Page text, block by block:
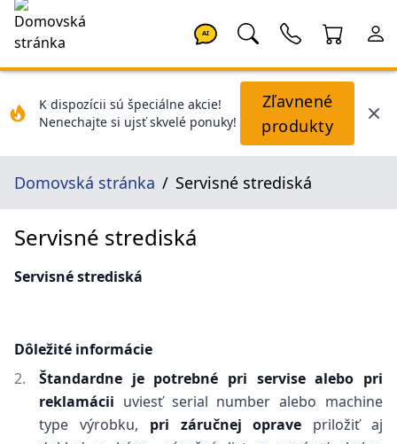
AI
K dispozícii sú špeciálne akcie!
Nenechajte si ujsť skvelé ponuky!
Zľavnené
produkty
Domovská stránka Servisné strediská
Servisné strediská
Servisnéstrediská
Dôležité informácie
Štandardne je potrebné pri servise alebo pri
reklamácii uviesť serial number alebo machine
type výrobku, pri záručnej oprave priložiť aj